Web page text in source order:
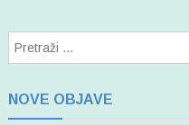
NOVE OBJAVE